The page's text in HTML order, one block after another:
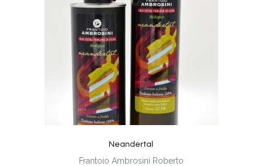
Neandertal
Frantoio Ambrosini Roberto